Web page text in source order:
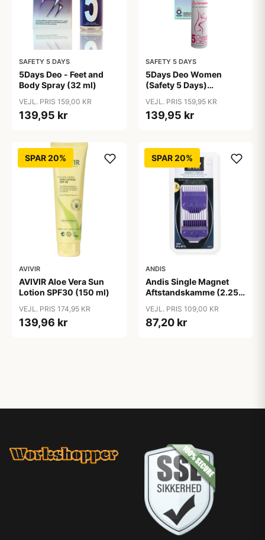
SAFETY 5 DAYS
5Days Deo - Feet and
Body Spray (32 ml)
VEJL. PRIS 159,00 KR
139,95 kr
SAFETY 5 DAYS
5Days Deo Women
(Safety 5 Days)
VEJL. PRIS 159,95 KR
139,95 kr
SPAR 20%
AVIVIR
AVIVIR Aloe Vera Sun
Lotion SPF30 (150 ml)
VEJL. PRIS 174,95 KR
139,96 kr
SPAR 20%
ANDIS
Andis Single Magnet
Aftstandskamme (2.25
VEJL. PRIS 109,00 KR
87,20 kr